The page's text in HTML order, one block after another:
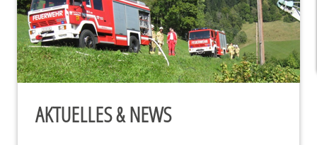
AKTUELLES & NEWS